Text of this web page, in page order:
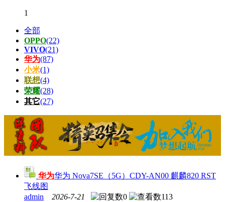
1
全部
OPPO(22)
VIVO(21)
华为(87)
小米(1)
联想(4)
荣耀(28)
其它(27)
华为华为 Nova7SE（5G）CDY-AN00 麒麟820 RST
飞线图
admin
2026-7-21 0
113